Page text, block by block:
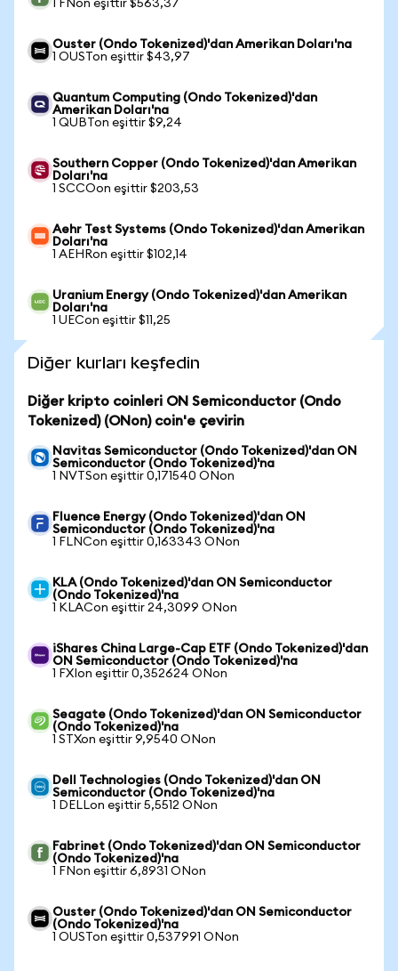
1 FNon eşittir $563,37
Ouster (Ondo Tokenized)'dan Amerikan Doları'na
1 OUSTon eşittir $43,97
Quantum Computing (Ondo Tokenized)'dan
Amerikan Doları'na
1 QUBTon eşittir $9,24
Southern Copper (Ondo Tokenized)'dan Amerikan
Doları'na
1 SCCOon eşittir $203,53
Aehr Test Systems (Ondo Tokenized)'dan Amerikan
Doları'na
1 AEHRon eşittir $102,14
Uranium Energy (Ondo Tokenized)'dan Amerikan
Doları'na
1 UECon eşittir $11,25
Diğer kurları keşfedin
Diğer kripto coinleri ON Semiconductor (Ondo
Tokenized) (ONon) coin'e çevirin
Navitas Semiconductor (Ondo Tokenized)'dan ON
Semiconductor (Ondo Tokenized)'na
1 NVTSon eşittir 0,171540 ONon
Fluence Energy (Ondo Tokenized)'dan ON
Semiconductor (Ondo Tokenized)'na
1 FLNCon eşittir 0,163343 ONon
KLA (Ondo Tokenized)'dan ON Semiconductor
(Ondo Tokenized)'na
1 KLACon eşittir 24,3099 ONon
iShares China Large-Cap ETF (Ondo Tokenized)'dan
ON Semiconductor (Ondo Tokenized)'na
1 FXIon eşittir 0,352624 ONon
Seagate (Ondo Tokenized)'dan ON Semiconductor
(Ondo Tokenized)'na
1 STXon eşittir 9,9540 ONon
Dell Technologies (Ondo Tokenized)'dan ON
Semiconductor (Ondo Tokenized)'na
1 DELLon eşittir 5,5512 ONon
Fabrinet (Ondo Tokenized)'dan ON Semiconductor
(Ondo Tokenized)'na
1 FNon eşittir 6,8931 ONon
Ouster (Ondo Tokenized)'dan ON Semiconductor
(Ondo Tokenized)'na
1 OUSTon eşittir 0,537991 ONon